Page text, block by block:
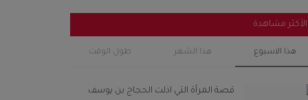
الأكثر مشاهدة
هذا الاسبوع هذا الشهر طول الوقت
قصة المرأة التي اذلت الحجاج بن يوسف